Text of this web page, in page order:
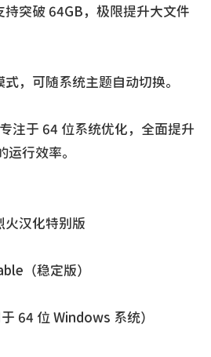
持突破 64GB，极限提升大文件
，可随系统主题自动切换。
注于 64 位系统优化，全面提升
运行效率。
火汉化特别版
（稳定版）
64 位 Windows 系统）